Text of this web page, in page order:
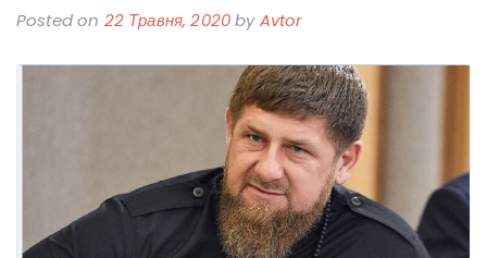
Posted on 22 Травня, 2020byAvtor